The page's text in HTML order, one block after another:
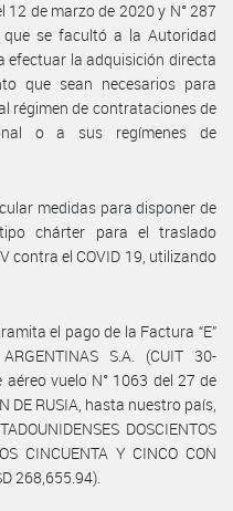
12 de marzo de 2020 y N° 287
se facultó a la Autoridad
efectuar la adquisición directa
que sean necesarios para
régimen de contrataciones de
o a sus regímenes de
medidas para disponer de
chárter para el traslado
contra el COVID 19, utilizando
el pago de la Factura “E”
S.A. (CUIT 30-
vuelo N° 1063 del 27 de
DE RUSIA, hasta nuestro país,
DOSCIENTOS
CINCUENTA Y CINCO CON
268,655.94).